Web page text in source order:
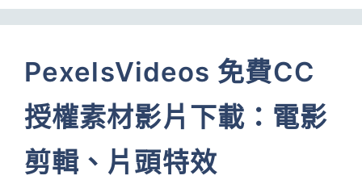
PexelsVideos 免費CC
授權素材影片下載：電影
剪輯、片頭特效